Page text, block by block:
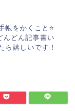
帳をかくこと⭐️
んどん記事書い
ら嬉しいです！